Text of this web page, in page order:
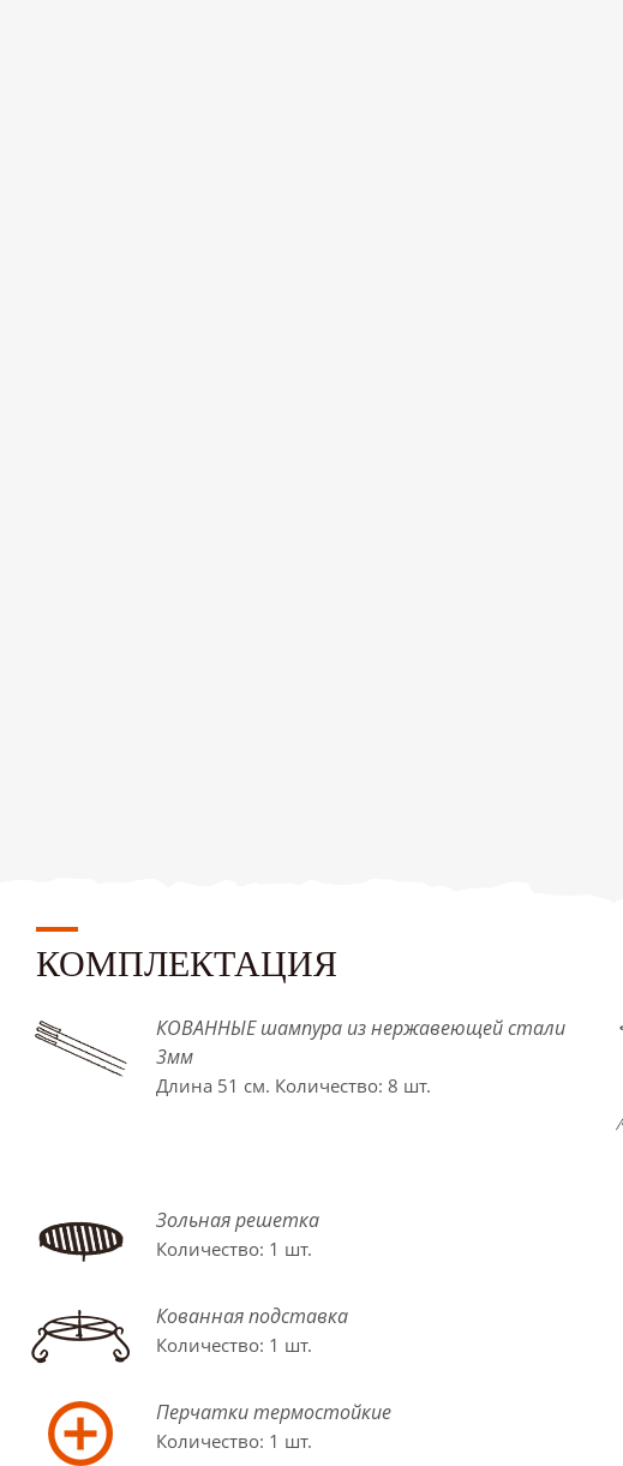
КОМПЛЕКТАЦИЯ
КОВАННЫЕ шампура из нержавеющей стали
3мм
Длина 51 см. Количество: 8 шт.
Зольная решетка
Количество: 1 шт.
Кованная подставка
Количество: 1 шт.
Перчатки термостойкие
Количество: 1 шт.